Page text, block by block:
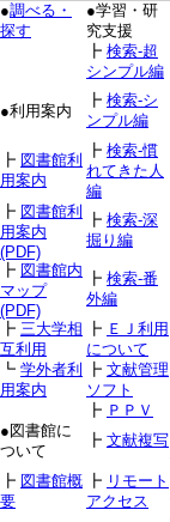
●調べる・
探す
●学習・研
究支援
┣ 検索-超
シンプル編
●利用案内
┣ 検索-シ
ンプル編
┣ 図書館利
用案内
┣ 検索-慣
れてきた人
編
┣ 図書館利
用案内
(PDF)
┣ 検索-深
掘り編
┣ 図書館内
マップ
(PDF)
┣ 検索-番
外編
┣ 三大学相
互利用
┣ ＥＪ利用
について
┗ 学外者利
用案内
┣ 文献管理
ソフト
┣ ＰＰＶ
●図書館に
ついて
┣ 文献複写
┣ 図書館概
要
┣ リモート
アクセス